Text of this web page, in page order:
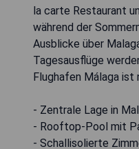
la carte Restaurant
während der
Ausblicke über
Tagesausflüge
Flughafen Málaga
- Zentrale Lage in
- Rooftop-Pool mit
- Schallisolierte